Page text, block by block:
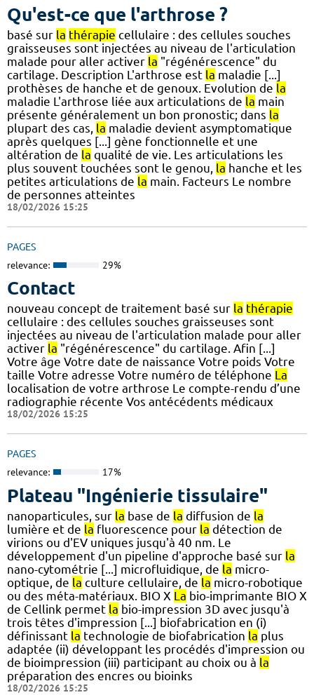
Qu'est-ce que l'arthrose ?
basé sur la thérapie cellulaire : des cellules souches
graisseuses sont injectées au niveau de l'articulation
malade pour aller activer la "régénérescence" du
cartilage. Description L'arthrose est la maladie [...]
prothèses de hanche et de genoux. Evolution de la
maladie L'arthrose liée aux articulations de la main
présente généralement un bon pronostic; dans la
plupart des cas, la maladie devient asymptomatique
après quelques [...] gène fonctionnelle et une
altération de la qualité de vie. Les articulations les
plus souvent touchées sont le genou, la hanche et les
petites articulations de la main. Facteurs Le nombre
de personnes atteintes
18/02/2026 15:25
PAGES
relevance: 29%
Contact
nouveau concept de traitement basé sur la thérapie
cellulaire : des cellules souches graisseuses sont
injectées au niveau de l'articulation malade pour aller
activer la "régénérescence" du cartilage. Afin [...]
Votre âge Votre date de naissance Votre poids Votre
taille Votre adresse Votre numéro de téléphone La
localisation de votre arthrose Le compte-rendu d’une
radiographie récente Vos antécédents médicaux
18/02/2026 15:25
PAGES
relevance: 17%
Plateau "Ingénierie tissulaire"
nanoparticules, sur la base de la diffusion de la
lumière et de la fluorescence pour la détection de
virions ou d'EV uniques jusqu'à 40 nm. Le
développement d'un pipeline d'approche basé sur la
nano-cytométrie [...] microfluidique, de la micro-
optique, de la culture cellulaire, de la micro-robotique
ou des méta-matériaux. BIO X La bio-imprimante BIO X
de Cellink permet la bio-impression 3D avec jusqu'à
trois têtes d'impression [...] biofabrication en (i)
définissant la technologie de biofabrication la plus
adaptée (ii) développant les procédés d'impression ou
de bioimpression (iii) participant au choix ou à la
préparation des encres ou bioinks
18/02/2026 15:25